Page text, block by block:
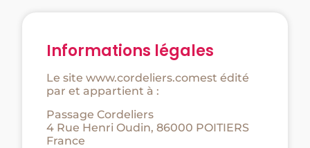
Informations légales
Le site www.cordeliers.comest édité
par et appartient à :
Passage Cordeliers
4 Rue Henri Oudin, 86000 POITIERS
France